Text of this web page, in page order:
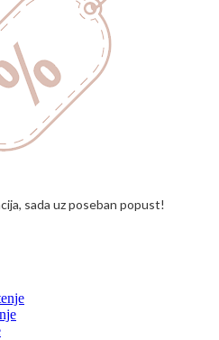
sada uz poseban popust!